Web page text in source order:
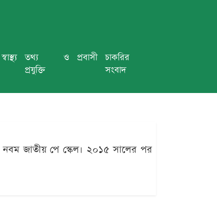
স্বাস্থ্য
তথ্য ও
প্রযুক্তি
প্রবাসী
চাকরির
সংবাদ
নবম জাতীয় পে স্কেল। ২০১৫ সালের পর